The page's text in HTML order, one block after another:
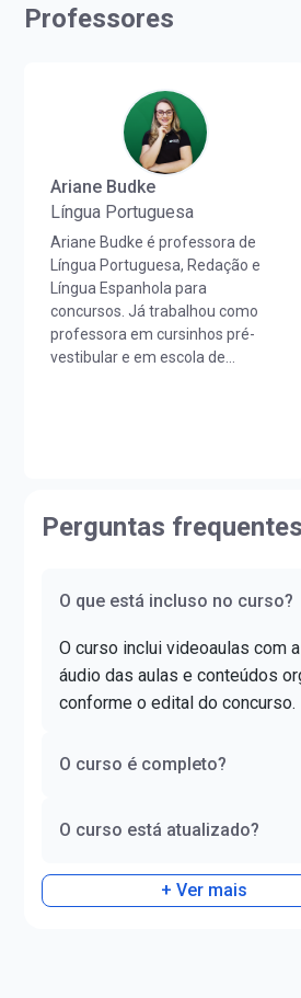
Professores
Ariane Budke
Língua Portuguesa
Ariane Budke é professora de
Língua Portuguesa, Redação e
Língua Espanhola para
concursos. Já trabalhou como
professora em cursinhos pré-
vestibular e em escola de
Portuguesa pela FLUL. É pós-
graduada em Docência do Ensino
certificado DELE de proficiência
Perguntas frequentes
O que está incluso no curso?
O curso inclui videoaulas com
áudio das aulas e conteúdos
conforme o edital do concurso.
O curso é completo?
O curso está atualizado?
+ Ver mais